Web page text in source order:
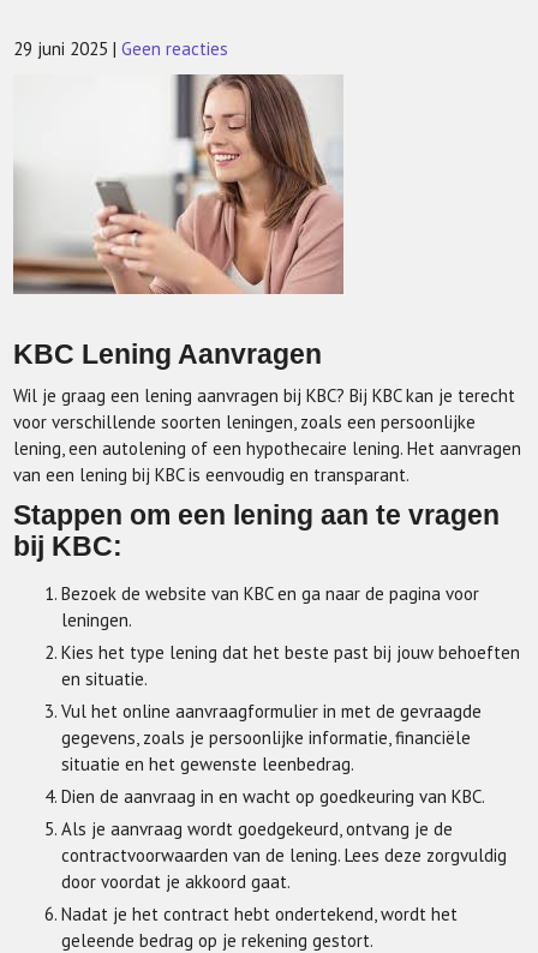
29 juni 2025 |Geen reacties
KBC Lening Aanvragen
Wil je graag een lening aanvragen bij KBC? Bij KBC kan je terecht
voor verschillende soorten leningen, zoals een persoonlijke
lening, een autolening of een hypothecaire lening. Het aanvragen
van een lening bij KBC is eenvoudig en transparant.
Stappen om een lening aan te vragen
bij KBC:
Bezoek de website van KBC en ga naar de pagina voor
leningen.
Kies het type lening dat het beste past bij jouw behoeften
en situatie.
Vul het online aanvraagformulier in met de gevraagde
gegevens, zoals je persoonlijke informatie, financiële
situatie en het gewenste leenbedrag.
Dien de aanvraag in en wacht op goedkeuring van KBC.
Als je aanvraag wordt goedgekeurd, ontvang je de
contractvoorwaarden van de lening. Lees deze zorgvuldig
door voordat je akkoord gaat.
Nadat je het contract hebt ondertekend, wordt het
geleende bedrag op je rekening gestort.